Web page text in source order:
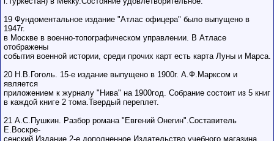
19 Фундоментальное издание "Атлас офицера" было выпущено в
1947г.
в Москве в военно-топографическом управлении. В Атласе
отображены
события военной истории, среди прочих карт есть карта Луны и Марса.
20 Н.В.Гоголь. 15-е издание выпущено в 1900г. А.Ф.Марксом и
является
приложением к журналу "Нива" на 1900год. Собрание состоит из 5 книг
в каждой книге 2 тома.Твердый переплет.
21 А.С.Пушкин. Разбор романа "Евгений Онегин".Составитель
Е.Воскре-
сенский.Издание 2-е дополненное.Издательство учебного магазина